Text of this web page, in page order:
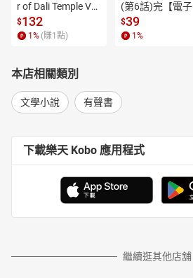
r of Dali Temple Vo
l.6【有聲書】
$132
1 % (賺1 點)
(第6話)完【電子
書】
$39
1 %
本店相關類別
文學小說 有聲書
下載樂天 Kobo 應用程式
繼續逛其他店舖